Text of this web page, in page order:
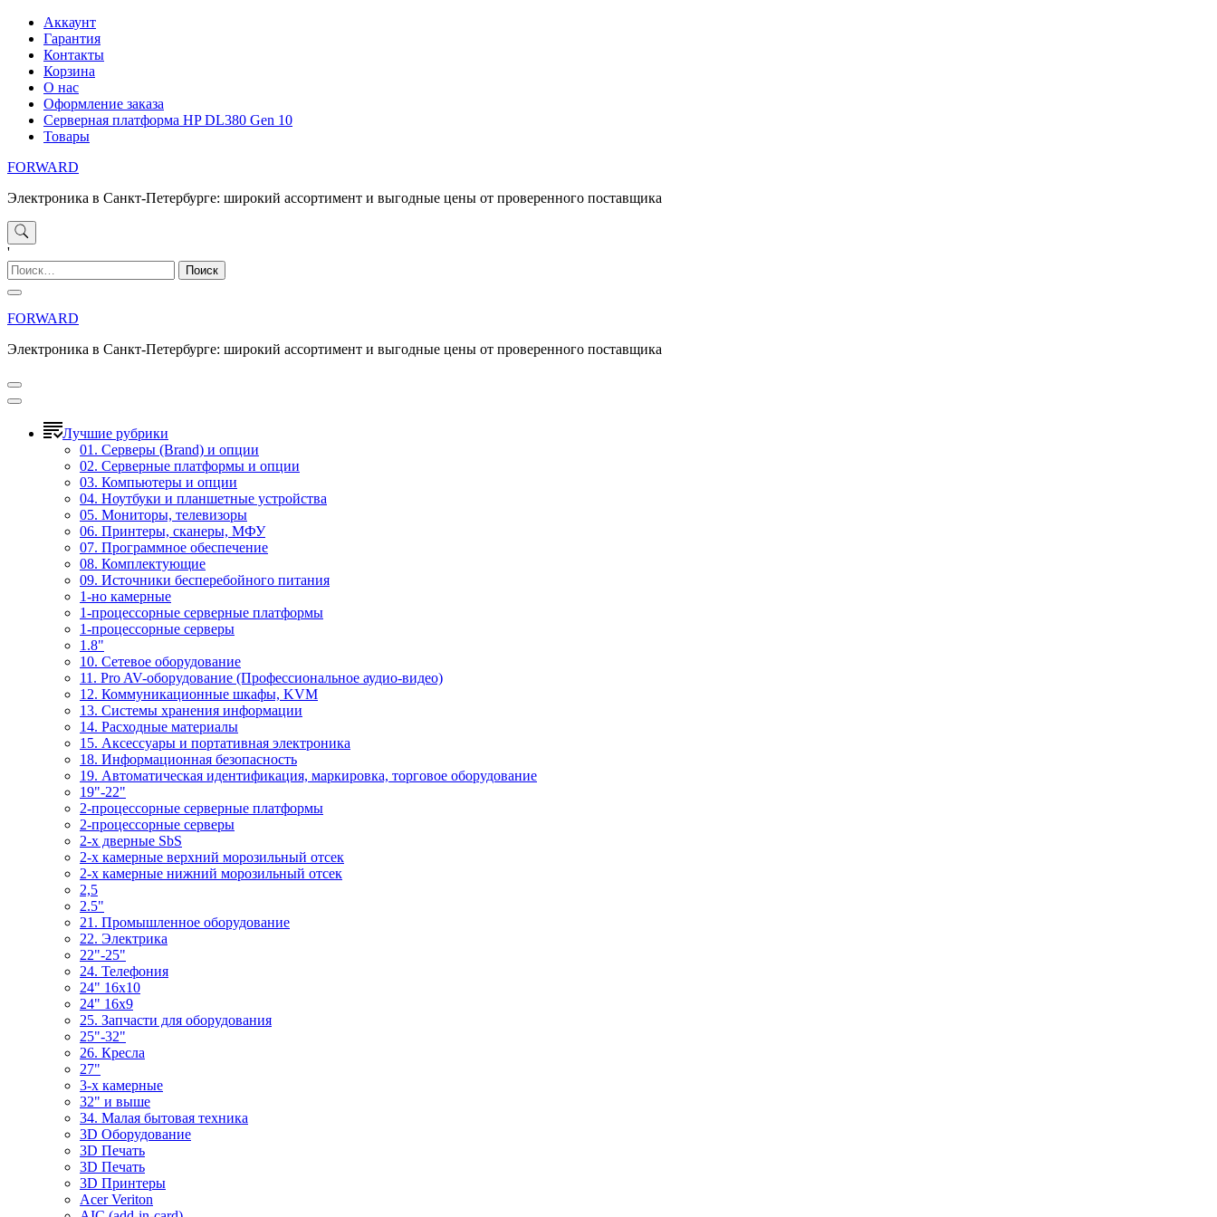
Перейти
содержимому
Аккаунт
Гарантия
Контакты
Корзина
О нас
Оформление заказа
Серверная платформа HP DL380 Gen 10
Товары
FORWARD
Электроника в Санкт-Петербурге: широкий ассортимент и выгодные цены от проверенного поставщика
'
Найти:
FORWARD
Электроника в Санкт-Петербурге: широкий ассортимент и выгодные цены от проверенного поставщика
Лучшие рубрики
01. Серверы (Brand) и опции
02. Серверные платформы и опции
03. Компьютеры и опции
04. Ноутбуки и планшетные устройства
05. Мониторы, телевизоры
06. Принтеры, сканеры, МФУ
07. Программное обеспечение
08. Комплектующие
09. Источники бесперебойного питания
1-но камерные
1-процессорные серверные платформы
1-процессорные серверы
1.8"
10. Сетевое оборудование
11. Pro AV-оборудование (Профессиональное аудио-видео)
12. Коммуникационные шкафы, KVM
13. Системы хранения информации
14. Расходные материалы
15. Аксессуары и портативная электроника
18. Информационная безопасность
19. Автоматическая идентификация, маркировка, торговое оборудование
19"-22"
2-процессорные серверные платформы
2-процессорные серверы
2-х дверные SbS
2-х камерные верхний морозильный отсек
2-х камерные нижний морозильный отсек
2,5
2.5"
21. Промышленное оборудование
22. Электрика
22"-25"
24. Телефония
24" 16x10
24" 16x9
25. Запчасти для оборудования
25"-32"
26. Кресла
27"
3-x камерные
32" и выше
34. Малая бытовая техника
3D Оборудование
3D Печать
3D Печать
3D Принтеры
Acer Veriton